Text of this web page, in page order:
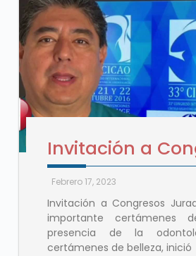
Invitación a
Febrero 17, 2023
Invitación a Congresos
importante certámenes
presencia de la
certámenes de belleza, inició